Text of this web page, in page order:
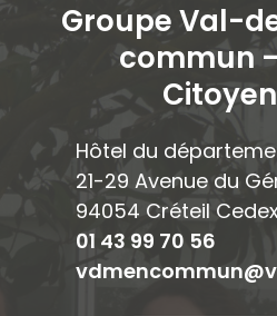
Groupe Val-
commun
Hôtel du
21-29 Avenue du
94054 Créteil Cedex
01 43 99 70 56